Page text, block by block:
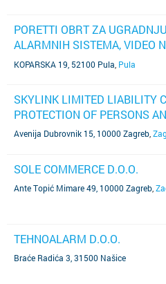
PORETTI OBRT ZA
ALARMNIH SISTEMA, VIDEO
VL. DAVOR POROPAT PORETTI
KOPARSKA 19, 52100 Pula Pula
SKYLINK LIMITED LIABILITY
PROTECTION OF PERSONS
Avenija Dubrovnik 15, 10000 Zagreb
SOLE COMMERCE D.O.O.
Ante Topić Mimare 49, 10000 Zagreb
TEHNOALARM D.O.O.
Braće Radića 3, 31500 Našice